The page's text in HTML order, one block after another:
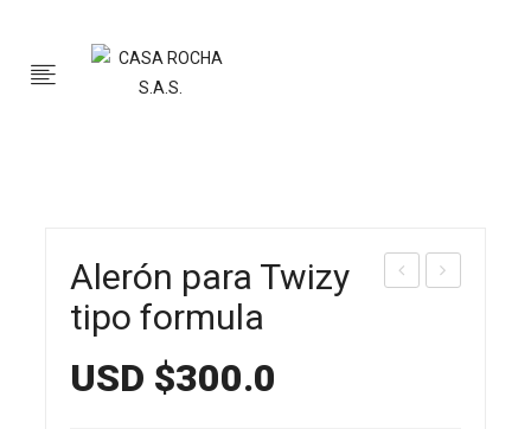
Alerón para Twizy
tipo formula
USD $300.0